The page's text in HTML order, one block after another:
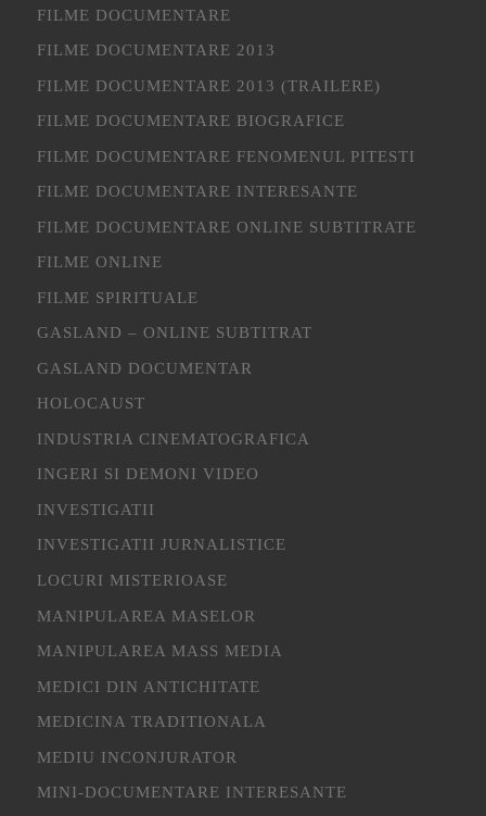
FILME DOCUMENTARE
FILME DOCUMENTARE 2013
FILME DOCUMENTARE 2013 (TRAILERE)
FILME DOCUMENTARE BIOGRAFICE
FILME DOCUMENTARE FENOMENUL PITESTI
FILME DOCUMENTARE INTERESANTE
FILME DOCUMENTARE ONLINE SUBTITRATE
FILME ONLINE
FILME SPIRITUALE
GASLAND – ONLINE SUBTITRAT
GASLAND DOCUMENTAR
HOLOCAUST
INDUSTRIA CINEMATOGRAFICA
INGERI SI DEMONI VIDEO
INVESTIGATII
INVESTIGATII JURNALISTICE
LOCURI MISTERIOASE
MANIPULAREA MASELOR
MANIPULAREA MASS MEDIA
MEDICI DIN ANTICHITATE
MEDICINA TRADITIONALA
MEDIU INCONJURATOR
MINI-DOCUMENTARE INTERESANTE